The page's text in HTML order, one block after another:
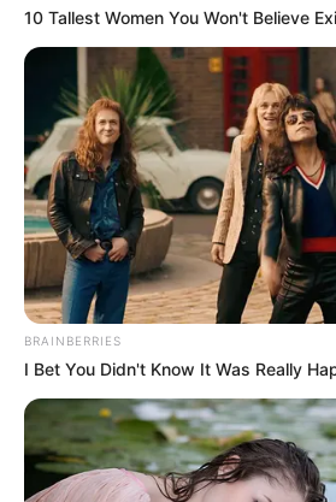
10 Tallest Women You Won't Believe
BRAINBERRIES
I Bet You Didn't Know It Was Really